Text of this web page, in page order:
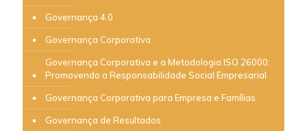
Governança 4.0
Governança Corporativa
Governança Corporativa e a Metodologia ISO 26000:
Promovendo a Responsabilidade Social Empresarial
Governança Corporativa para Empresa e Famílias
Governança de Resultados